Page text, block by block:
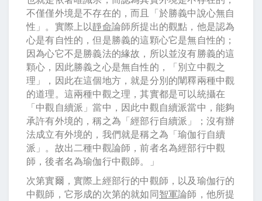
不僅僅外境是不存在的，而且「於勝義中說心無自
性」。實際上以靜命論師所提出的觀點，他是認為
心是有自性的，但是勝義的這顆心它是無自性的；
因為心它不是勝義法的緣故，所以並沒有勝義的這
顆心，因此勝義之心是無自性的，「別立中觀之
理」，因此在這個地方，就是分別的闡釋兩種中觀
的道理。這兩種中觀之理，其實都是可以統攝在
「中觀自續派」當中，因此中觀自續派當中，能夠
承許有外境的，稱之為「經部行自續派」；沒有辦
法成立有外境的，我們就是稱之為「瑜伽行自續
派」。故出二種中觀論師，前者名為經部行中觀
師，後者名為瑜伽行中觀師。」
次第實爾，實際上經部行的中觀師，以及瑜伽行的
中觀師，它形成的次第的就如同智軍論師，他所提